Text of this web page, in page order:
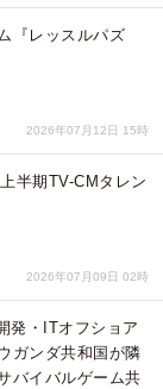
『レッスルパズ
2026年07月12日 15時
半期TV-CMタレン
2026年07月09日 02時
発・ITオフショア
ガンダ共和国が隣
バイバルゲーム共